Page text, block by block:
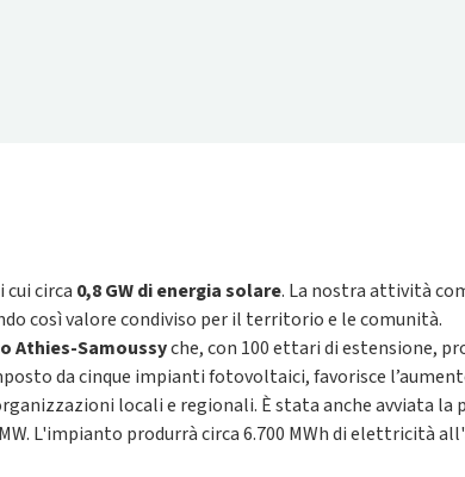
cui circa 0,8 GW di energia solare. La nostra attività
così valore condiviso per il territorio e le comunità.
Athies-Samoussyche, con 100 ettari di estensione,
da cinque impianti fotovoltaici, favorisce
locali e regionali. È stata anche avviata la
L'impianto produrrà circa 6.700 MWh di elettricità